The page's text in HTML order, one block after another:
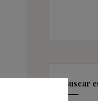
Buscar